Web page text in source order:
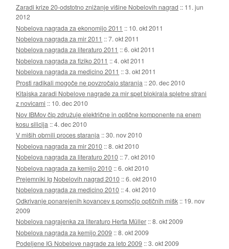
Zaradi krize 20-odstotno znižanje višine Nobelovih nagrad :: 11. jun
2012
Nobelova nagrada za ekonomijo 2011 :: 10. okt 2011
Nobelova nagrada za mir 2011 ::7. okt 2011
Nobelova nagrada za literaturo 2011 ::6. okt 2011
Nobelova nagrada za fiziko 2011 ::4. okt 2011
Nobelova nagrada za medicino 2011 ::3. okt 2011
Prosti radikali mogoče ne povzročajo staranja ::20. dec 2010
Kitajska zaradi Nobelove nagrade za mir spet blokirala spletne strani
z novicami :: 10. dec 2010
Nov IBMov čip združuje električne in optične komponente na enem
kosu silicija ::4. dec 2010
V miših obrnili proces staranja ::30. nov 2010
Nobelova nagrada za mir 2010 ::8. okt 2010
Nobelova nagrada za literaturo 2010 ::7. okt 2010
Nobelova nagrada za kemijo 2010 ::6. okt 2010
Prejemniki Ig Nobelovih nagrad 2010 ::6. okt 2010
Nobelova nagrada za medicino 2010 ::4. okt 2010
Odkrivanje ponarejenih kovancev s pomočjo optičnih mišk :: 19. nov
2009
Nobelova nagrajenka za literaturo Herta Müller ::8. okt 2009
Nobelova nagrada za kemijo 2009 ::8. okt 2009
Podeljene IG Nobelove nagrade za leto 2009 ::3. okt 2009